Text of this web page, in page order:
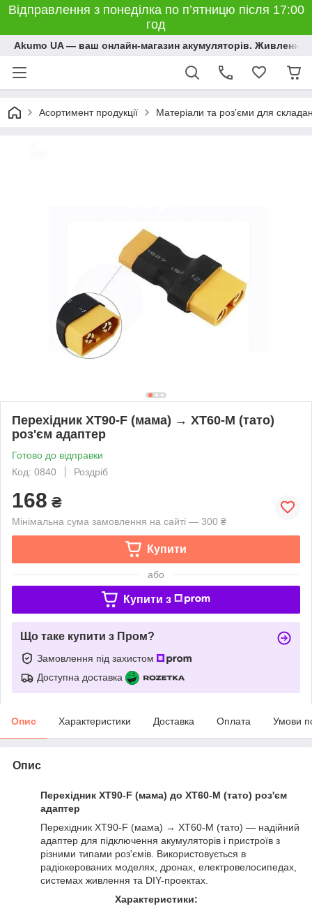
Відправлення з понеділка по п’ятницю після 17:00
год
Akumo UA — ваш онлайн-магазин акумуляторів. Живлення,
Асортимент продукції Матеріали та розʼєми для
Перехідник XT90-F (мама) → XT60-M (тато)
роз'єм адаптер
Готово до відправки
Код: 0840
Роздріб
168 ₴
Мінімальна сума замовлення на сайті — 300 ₴
Купити
або
Купити з
Що таке купити з Пром?
Замовлення під захистом
Доступна доставка
Опис Характеристики Доставка Оплата Умови
Опис
Перехідник XT90-F (мама) до XT60-M (тато) роз'єм
адаптер
Перехідник XT90-F (мама) → XT60-M (тато) — надійний
адаптер для підключення акумуляторів і пристроїв з
різними типами роз'ємів. Використовується в
радіокерованих моделях, дронах, електровелосипедах,
системах живлення та DIY-проектах.
Характеристики: